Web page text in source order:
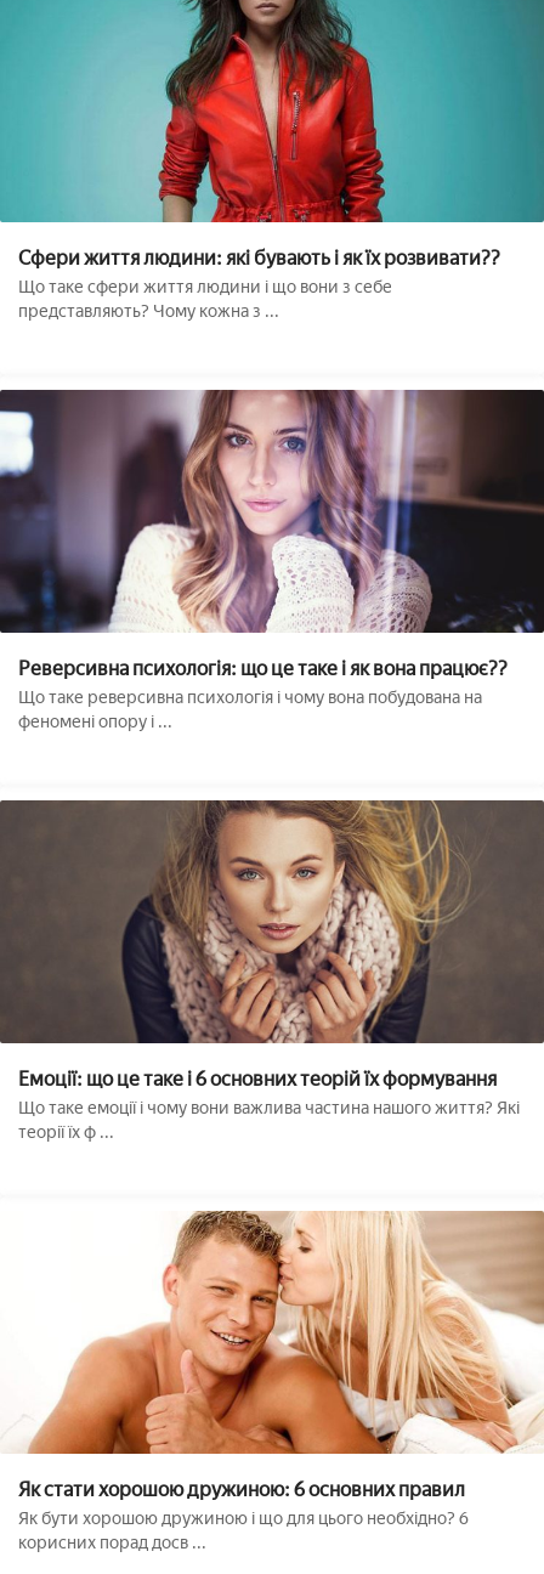
Сфери життя людини: які бувають і як їх розвивати??
Що таке сфери життя людини і що вони з себе
представляють? Чому кожна з ...
Реверсивна психологія: що це таке і як вона працює??
Що таке реверсивна психологія і чому вона побудована на
феномені опору і ...
Емоції: що це таке і 6 основних теорій їх формування
Що таке емоції і чому вони важлива частина нашого життя? Які
теорії їх ф ...
Як стати хорошою дружиною: 6 основних правил
Як бути хорошою дружиною і що для цього необхідно? 6
корисних порад досв ...